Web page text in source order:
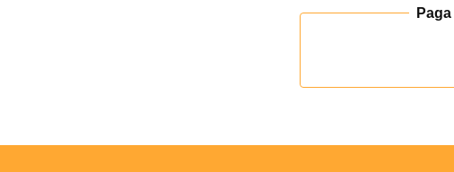
cantidad